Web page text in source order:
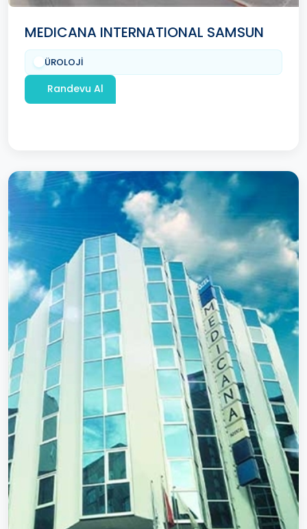
MEDICANA INTERNATIONAL SAMSUN
ÜROLOJİ
Randevu Al